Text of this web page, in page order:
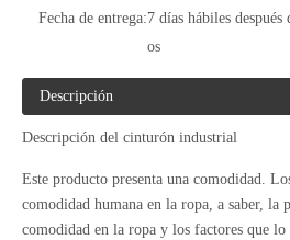
Fecha de entrega:7 días hábiles
os
Descripción
Descripción del cinturón industrial
Este producto presenta una comodidad.
comodidad humana en la ropa, a saber, la
comodidad en la ropa y los factores que lo